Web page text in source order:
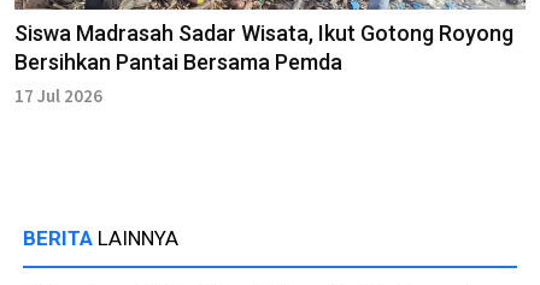
Siswa Madrasah Sadar Wisata, Ikut Gotong Royong
Bersihkan Pantai Bersama Pemda
17 Jul 2026
BERITA LAINNYA